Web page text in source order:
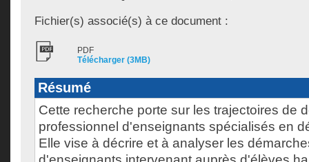
Fichier(s) associé(s) à ce document :
PDF
Télécharger (3MB)
Résumé
Cette recherche porte sur les trajectoires de
professionnel d'enseignants spécialisés en
Elle vise à décrire et à analyser les